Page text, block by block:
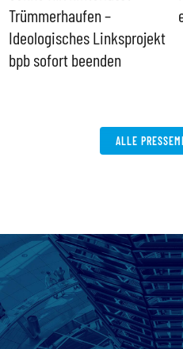
Trümmerhaufen –
Ideologisches Linksprojekt
bpb sofort beenden
ALLE